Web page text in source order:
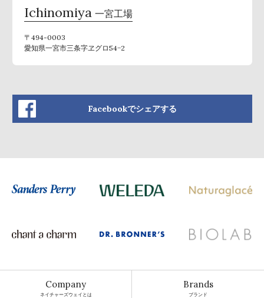
Ichinomiya 一宮工場
〒494-0003
愛知県一宮市三条字ヱグロ54−2
Facebookでシェアする
Company
ネイチャーズウェイとは
Brands
ブランド